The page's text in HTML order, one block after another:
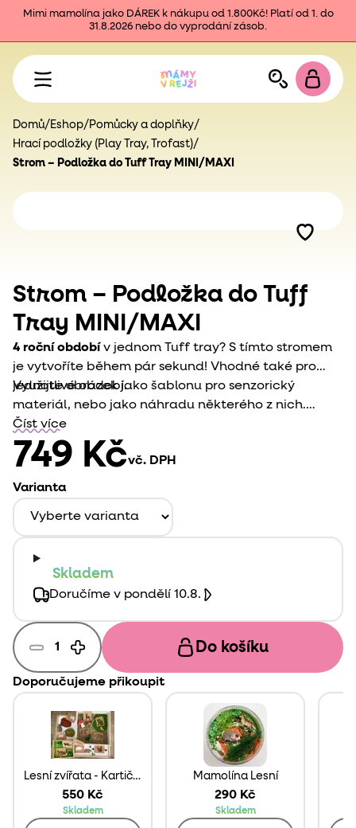
Mimi mamolína jako DÁREK k nákupu od 1.800Kč! Platí od 1. do
31.8.2026 nebo do vyprodání zásob.
Domů/ Eshop/ Pomůcky a doplňky/
Hrací podložky (Play Tray, Trofast)/
Strom – Podložka do Tuff Tray MINI/MAXI
Strom – Podložka do Tuff
Tray MINI/MAXI
4 roční období v jednom Tuff tray? S tímto stromem
je vytvoříte během pár sekund! Vhodné také pro
jednotlivé období.
Využijte obrázek jako šablonu pro senzorický
materiál, nebo jako náhradu některého z nich.
Fantazii se meze nekladou, a tak může být každá
hra jiná!
Číst více
749 Kčvč. DPH
Varianta
Skladem
Doručíme v pondělí 10.8.
Do košíku
Doporučujeme přikoupit
Lesní zvířata - Kartičky
550 Kč
Skladem
Mamolína Lesní
290 Kč
Skladem